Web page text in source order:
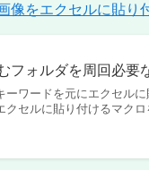
像をエクセルに貼り
フォルダを周回必要
ーワードを元にエクセル
クセルに貼り付けるマク